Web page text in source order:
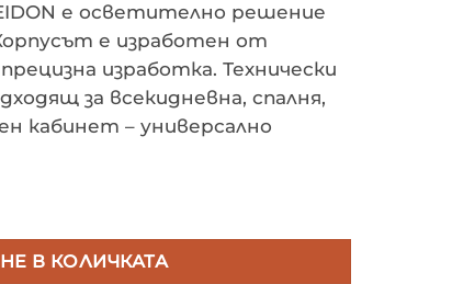
е осветително решение
е изработен от
изработка. Технически
за всекидневна, спалня,
кабинет – универсално
ЗАХРАНВАНЕ POSEIDON 12VDC 8.5A 100W
В КОЛИЧКАТА